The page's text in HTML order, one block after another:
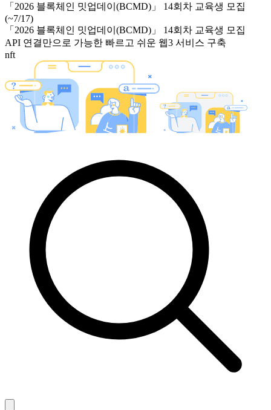
「2026 블록체인 밋업데이(BCMD)」 14회차 교육생 모집
(~7/17)
「2026 블록체인 밋업데이(BCMD)」 14회차 교육생 모집
API 연결만으로 가능한 빠르고 쉬운 웹3 서비스 구축
nft